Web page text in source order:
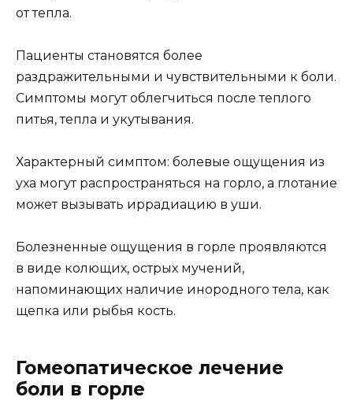
от тепла.
Пациенты становятся более
раздражительными и чувствительными к боли.
Симптомы могут облегчиться после теплого
питья, тепла и укутывания.
Характерный симптом: болевые ощущения из
уха могут распространяться на горло, а глотание
может вызывать иррадиацию в уши.
Болезненные ощущения в горле проявляются
в виде колющих, острых мучений,
напоминающих наличие инородного тела, как
щепка или рыбья кость.
Гомеопатическое лечение
боли в горле